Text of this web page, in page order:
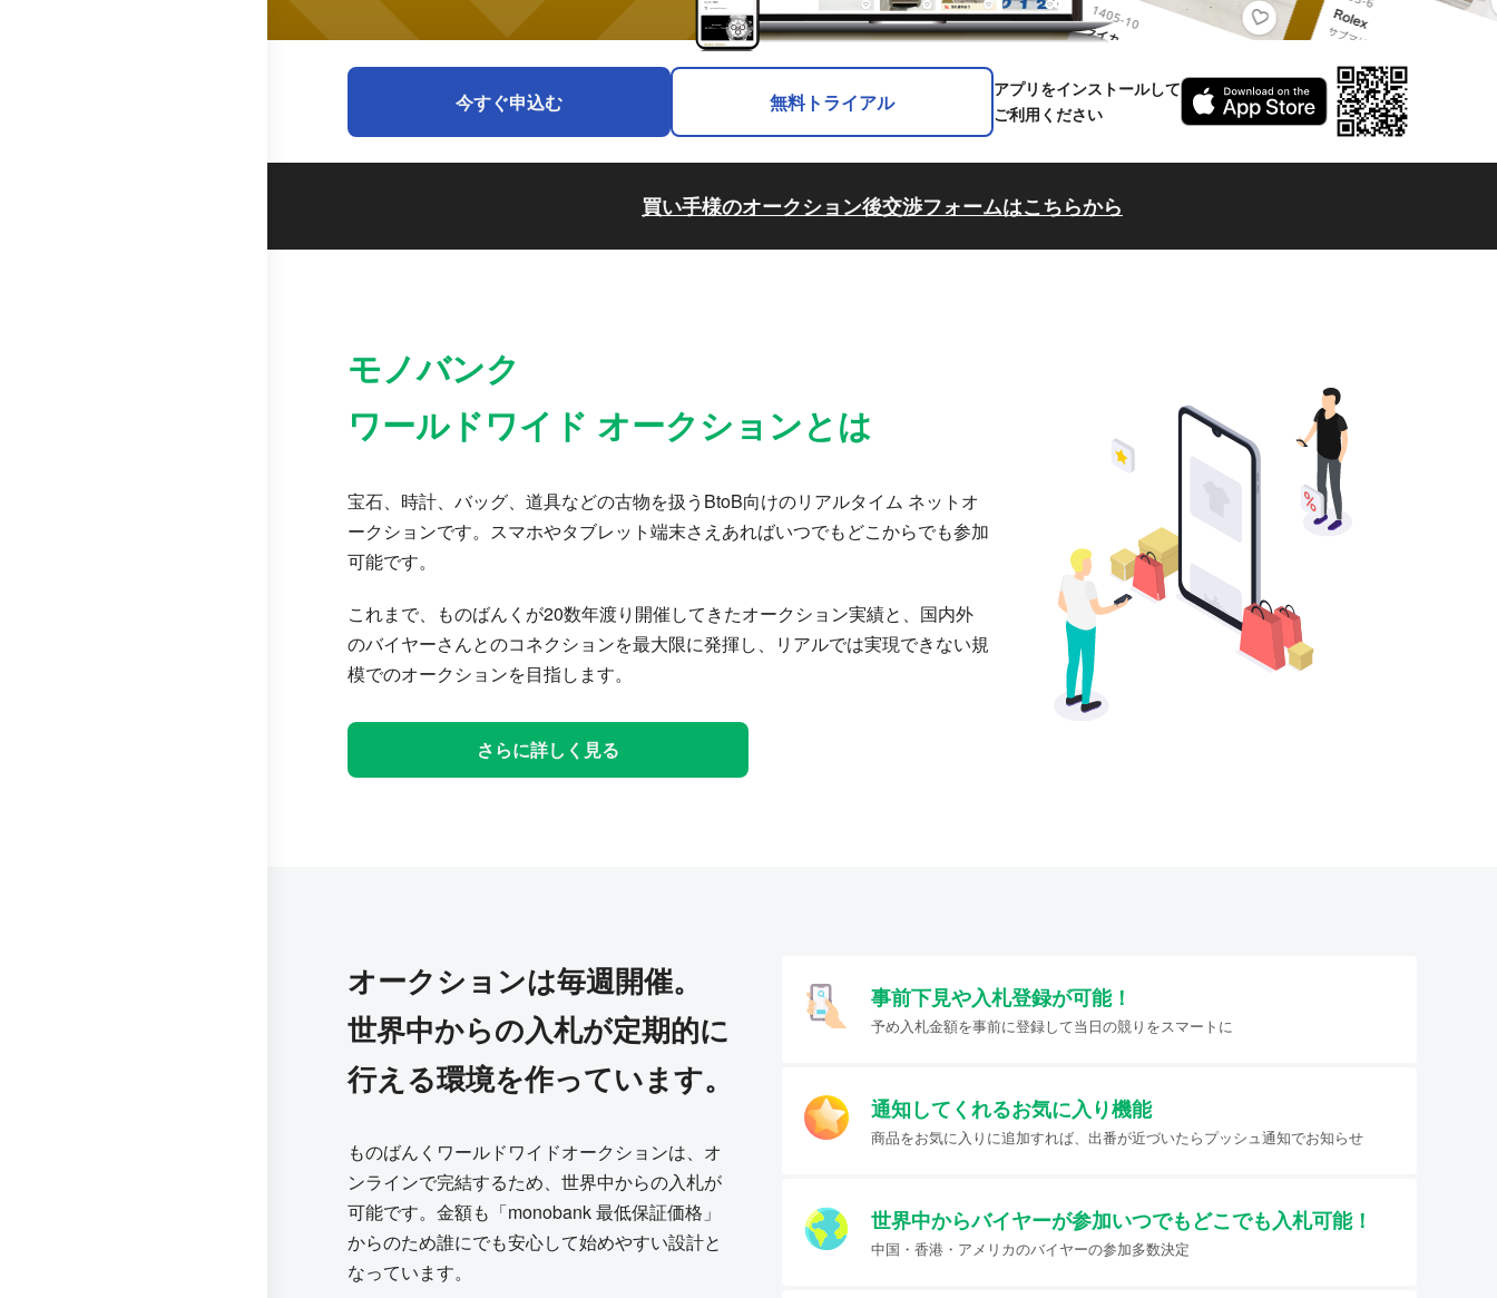
今すぐ申込む 無料トライアル
アプリをインストールして
ご利用ください
買い手様のオークション後交渉フォームはこちらから
モノバンク
ワールドワイド オークションとは
宝石、時計、バッグ、道具などの古物を扱うBtoB向けのリアルタイム ネットオ
ークションです。スマホやタブレット端末さえあればいつでもどこからでも参加
可能です。
これまで、ものばんくが20数年渡り開催してきたオークション実績と、国内外
のバイヤーさんとのコネクションを最大限に発揮し、リアルでは実現できない規
模でのオークションを目指します。
さらに詳しく見る
オークションは毎週開催。
世界中からの入札が定期的に
行える環境を作っています。
ものばんくワールドワイドオークションは、オ
ンラインで完結するため、世界中からの入札が
可能です。金額も「monobank 最低保証価格」
からのため誰にでも安心して始めやすい設計と
なっています。
事前下見や入札登録が可能！
予め入札金額を事前に登録して当日の競りをスマートに
通知してくれるお気に入り機能
商品をお気に入りに追加すれば、出番が近づいたらプッシュ通知でお知らせ
世界中からバイヤーが参加いつでもどこでも入札可能！
中国・香港・アメリカのバイヤーの参加多数決定